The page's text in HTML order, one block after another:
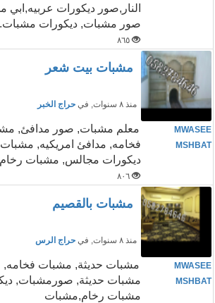
النار,صور ديكورات
صور مشبات, ديكورات
٨٦٥
مشبات بيت شعر
منذ ٨ سنوات , في حراج الخبر
MWASEE
MSHBAT
معلم مشبات, صور مدافئ,
فخامه, مدافئ امريكيه,
ديكورات مجالس, مشبات
٨٠٦
مشبات بالقصيم
منذ ٨ سنوات , في حراج الرس
MWASEE
MSHBAT
مشبات حديثة, مشبات فخامه,
مشبات حديثة, صورمشبات,
مشبات رخام,مشبات